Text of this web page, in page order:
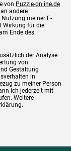
von Puzzle-online.de
andere
meiner E-
Wirkung für die
Ende des
der Analyse
von
Gestaltung
in
zu meiner Person
ich jederzeit mit
Weitere